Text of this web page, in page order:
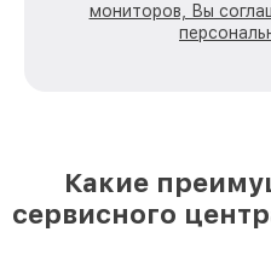
мониторов, Вы
Какие
сервисного